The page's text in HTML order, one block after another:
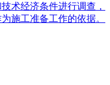
术经济条件进行调查，
施工准备工作的依据。